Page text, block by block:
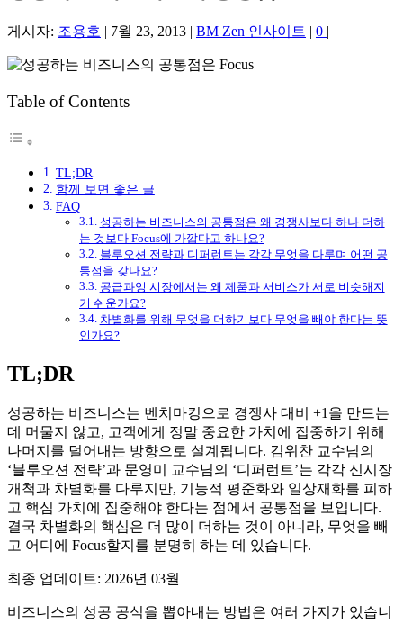
게시자: 조용호 | 7월 23, 2013 | BM Zen 인사이트 | 0 |
Table of Contents
TL;DR
함께 보면 좋은 글
FAQ
성공하는 비즈니스의 공통점은 왜 경쟁사보다 하나 더하
는 것보다 Focus에 가깝다고 하나요?
블루오션 전략과 디퍼런트는 각각 무엇을 다루며 어떤 공
통점을 갖나요?
공급과잉 시장에서는 왜 제품과 서비스가 서로 비슷해지
기 쉬운가요?
차별화를 위해 무엇을 더하기보다 무엇을 빼야 한다는 뜻
인가요?
TL;DR
성공하는 비즈니스는 벤치마킹으로 경쟁사 대비 +1을 만드는
데 머물지 않고, 고객에게 정말 중요한 가치에 집중하기 위해
나머지를 덜어내는 방향으로 설계됩니다. 김위찬 교수님의
‘블루오션 전략’과 문영미 교수님의 ‘디퍼런트’는 각각 신시장
개척과 차별화를 다루지만, 기능적 평준화와 일상재화를 피하
고 핵심 가치에 집중해야 한다는 점에서 공통점을 보입니다.
결국 차별화의 핵심은 더 많이 더하는 것이 아니라, 무엇을 빼
고 어디에 Focus할지를 분명히 하는 데 있습니다.
최종 업데이트: 2026년 03월
비즈니스의 성공 공식을 뽑아내는 방법은 여러 가지가 있습니